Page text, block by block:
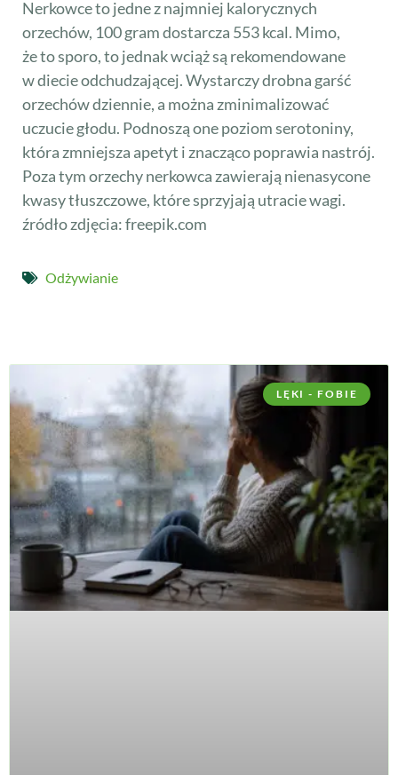
Nerkowce to jedne z najmniej kalorycznych
orzechów, 100 gram dostarcza 553 kcal. Mimo,
że to sporo, to jednak wciąż są rekomendowane
w diecie odchudzającej. Wystarczy drobna garść
orzechów dziennie, a można zminimalizować
uczucie głodu. Podnoszą one poziom serotoniny,
która zmniejsza apetyt i znacząco poprawia nastrój.
Poza tym orzechy nerkowca zawierają nienasycone
kwasy tłuszczowe, które sprzyjają utracie wagi.
źródło zdjęcia: freepik.com
Odżywianie
LĘKI - FOBIE